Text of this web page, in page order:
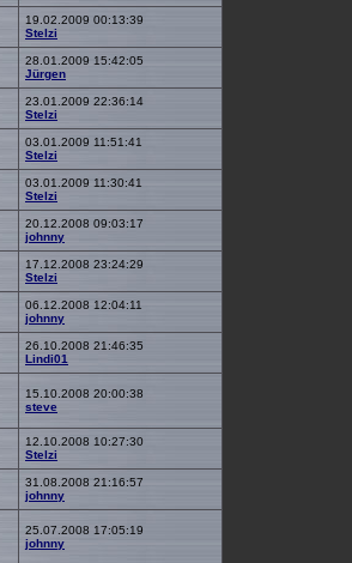
19.02.2009 00:13:39
Stelzi
28.01.2009 15:42:05
Jürgen
23.01.2009 22:36:14
Stelzi
03.01.2009 11:51:41
Stelzi
03.01.2009 11:30:41
Stelzi
20.12.2008 09:03:17
johnny
17.12.2008 23:24:29
Stelzi
06.12.2008 12:04:11
johnny
26.10.2008 21:46:35
Lindi01
15.10.2008 20:00:38
steve
12.10.2008 10:27:30
Stelzi
31.08.2008 21:16:57
johnny
25.07.2008 17:05:19
johnny